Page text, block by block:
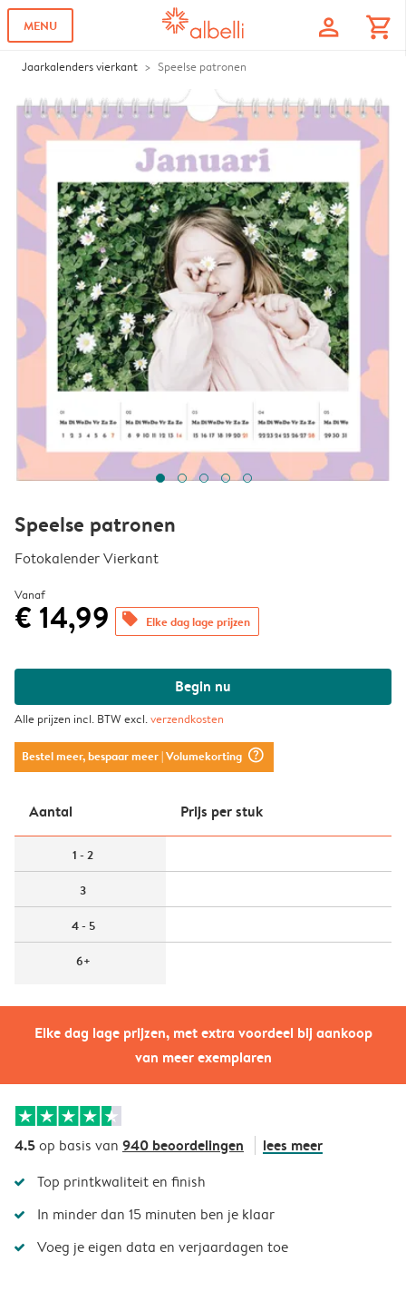
MENU profile shopping_cart
Jaarkalenders vierkant Speelse patronen
Elke dag lage prijzen, met extra voordeel bij aankoop
van meer exemplaren
Speelse patronen
Fotokalender Vierkant
Vanaf
€ 14,99 offers Elke dag lage prijzen
Begin nu
Alle prijzen incl. BTW excl.verzendkosten
Bestel meer, bespaar meer| Volumekorting question_mark_circle
Aantal Prijs per stuk
1 - 2
3
4 - 5
6+
4.5op basis van 940 beoordelingen lees meer
Top printkwaliteit en finish
In minder dan 15 minuten ben je klaar
Voeg je eigen data en verjaardagen toe